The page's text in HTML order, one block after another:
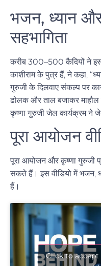
भजन, ध्यान
सहभागिता
करीब 300–500 कैदियोंने
काशीराम के पुत्र हैं, ने कहा,
गुरुजी के दिलवाए संकल्प पर
ढोलक और ताल बजाकर माहौल
कृष्णा गुरुजी जेल कार्यक्रमने
पूरा आयोजन
पूरा आयोजन औरकृष्णा गुरुजी
सकते हैं। इस वीडियो में भजन,
हैं।
Click to